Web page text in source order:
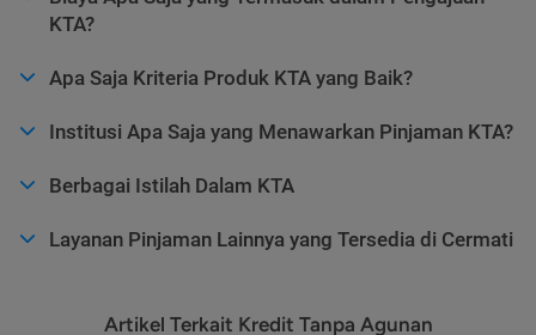
KTA?
Apa Saja Kriteria Produk KTA yang Baik?
Institusi Apa Saja yang Menawarkan Pinjaman KTA?
Berbagai Istilah Dalam KTA
Layanan Pinjaman Lainnya yang Tersedia di Cermati
Artikel Terkait Kredit Tanpa Agunan